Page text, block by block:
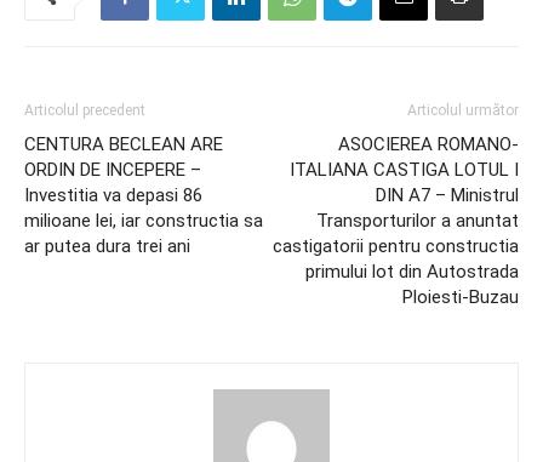
Articolul precedent
CENTURA BECLEAN ARE
ORDIN DE INCEPERE –
Investitia va depasi 86
milioane lei, iar constructia sa
ar putea dura trei ani
Articolul următor
ASOCIEREA ROMANO-
ITALIANA CASTIGA LOTUL I
DIN A7 – Ministrul
Transporturilor a anuntat
castigatorii pentru constructia
primului lot din Autostrada
Ploiesti-Buzau